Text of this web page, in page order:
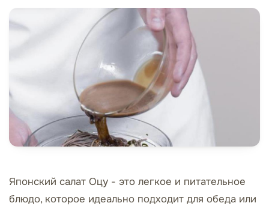
Японский салат Оцу - это легкое и питательное
блюдо, которое идеально подходит для обеда или